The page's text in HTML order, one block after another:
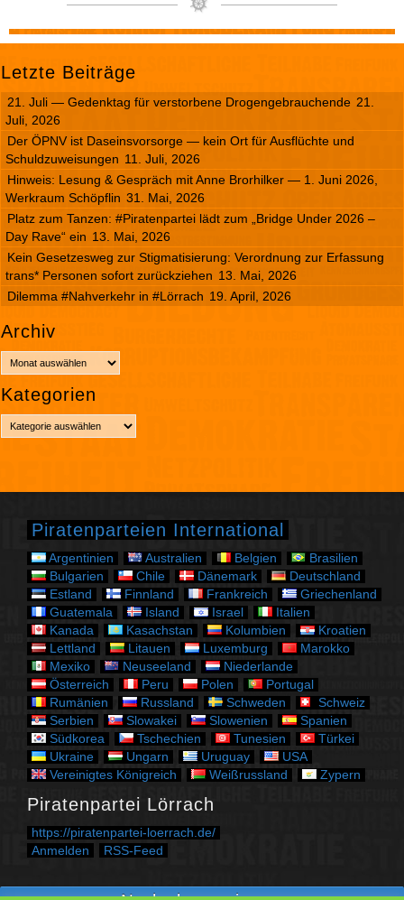
Letzte Beiträge
21. Juli — Gedenktag für verstorbene Drogengebrauchende 21.
Juli, 2026
Der ÖPNV ist Daseinsvorsorge — kein Ort für Ausflüchte und
Schuldzuweisungen 11. Juli, 2026
Hinweis: Lesung & Gespräch mit Anne Brorhilker — 1. Juni 2026,
Werkraum Schöpflin 31. Mai, 2026
Platz zum Tanzen: #Piratenpartei lädt zum „Bridge Under 2026 –
Day Rave“ ein 13. Mai, 2026
Kein Gesetzesweg zur Stigmatisierung: Verordnung zur Erfassung
trans* Personen sofort zurückziehen 13. Mai, 2026
Dilemma #Nahverkehr in #Lörrach 19. April, 2026
Archiv
r
c
Kategorien
a
g
Piratenparteien International
Argentinien Australien Belgien
Brasilien
Bulgarien
Chile Dänemark
Deutschland
Estland
Finnland Frankreich
Griechenland
Guatemala
Island Israel
Italien
Kanada
Kasachstan Kolumbien
Kroatien
Lettland
Litauen Luxemburg
Marokko
Mexiko
Neuseeland
Niederlande
Österreich
Peru Polen
Portugal
Rumänien
Russland Schweden
Schweiz
Serbien
Slowakei Slowenien
Spanien
Südkorea
Tschechien Tunesien
Türkei
Ukraine
Ungarn Uruguay
USA
Vereinigtes Königreich
Weißrussland Zypern
Piratenpartei Lörrach
https://piratenpartei-loerrach.de/
Anmelden RSS-Feed